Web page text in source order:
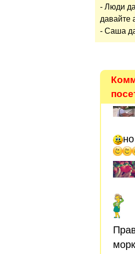
- Люди
давайте
- Саша